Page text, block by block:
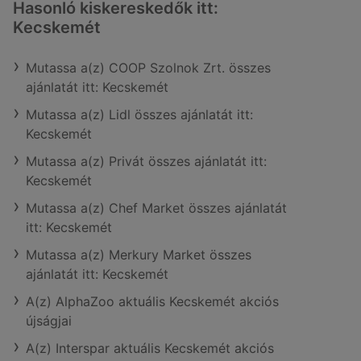
Hasonló kiskereskedők itt:
Kecskemét
Mutassa a(z) COOP Szolnok Zrt. összes
ajánlatát itt: Kecskemét
Mutassa a(z) Lidl összes ajánlatát itt:
Kecskemét
Mutassa a(z) Privát összes ajánlatát itt:
Kecskemét
Mutassa a(z) Chef Market összes ajánlatát
itt: Kecskemét
Mutassa a(z) Merkury Market összes
ajánlatát itt: Kecskemét
A(z) AlphaZoo aktuális Kecskemét akciós
újságjai
A(z) Interspar aktuális Kecskemét akciós